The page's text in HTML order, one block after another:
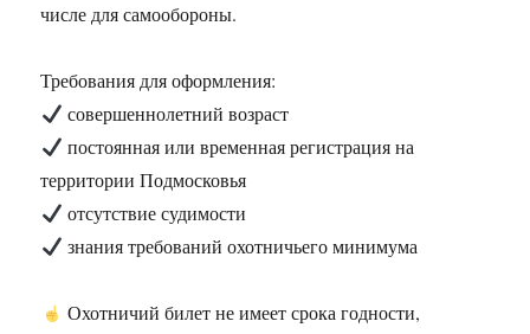
числе для самообороны.
Требования для оформления:
совершеннолетний возраст
постоянная или временная регистрация на
территории Подмосковья
отсутствие судимости
знания требований охотничьего минимума
Охотничий билет не имеет срока годности,